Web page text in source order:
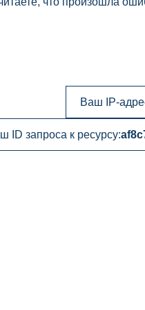
Ваш IP-
ID запроса к ресурсу: